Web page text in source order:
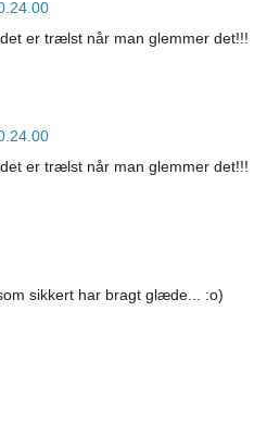
er trælst når man glemmer det!!!
er trælst når man glemmer det!!!
sikkert har bragt glæde... :o)